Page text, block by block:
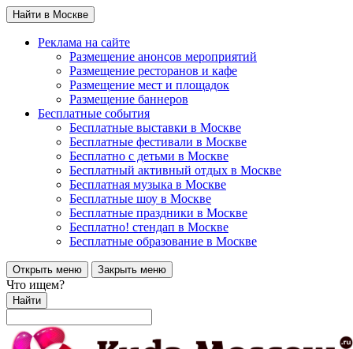
Найти в Москве
Реклама на сайте
Размещение анонсов мероприятий
Размещение ресторанов и кафе
Размещение мест и площадок
Размещение баннеров
Бесплатные события
Бесплатные выставки в Москве
Бесплатные фестивали в Москве
Бесплатно с детьми в Москве
Бесплатный активный отдых в Москве
Бесплатная музыка в Москве
Бесплатные шоу в Москве
Бесплатные праздники в Москве
Бесплатно! стендап в Москве
Бесплатные образование в Москве
Открыть меню Закрыть меню
Что ищем?
Найти